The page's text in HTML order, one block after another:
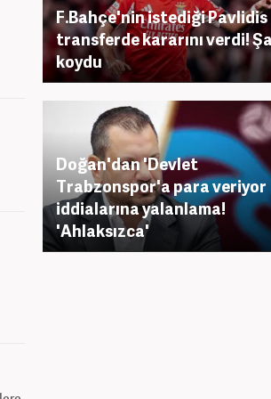
F.Bahçe'nin istediği Pavlidis
transferde kararını verdi!
koydu
Doğan'dan 'Devlet
Trabzonspor'a para veriyor
iddialarına yalanlama!
'Ahlaksızca'